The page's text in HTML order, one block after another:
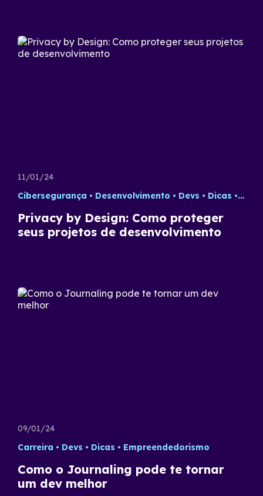
11/01/24
Cibersegurança
Desenvolvimento Devs Dicas
Privacy by Design: Como proteger
seus projetos de desenvolvimento
09/01/24
Carreira
Devs Dicas Empreendedorismo
Como o Journaling pode te tornar
um dev melhor